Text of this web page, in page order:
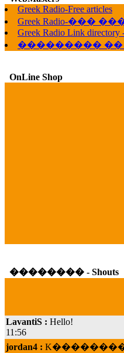
Greek Radio-Free articles
Greek Radio-���
Greek Radio Link directory
��������� ��
OnLine Shop
�������� - Shouts
11:56
jordan4 :
19:45